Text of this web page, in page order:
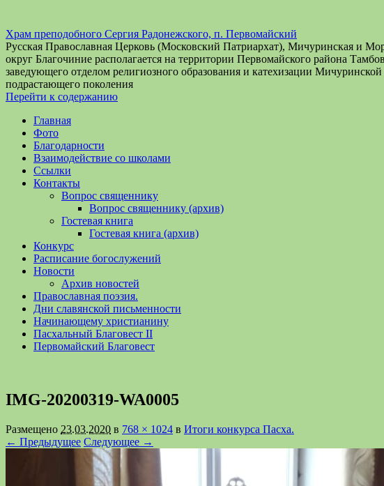
Храм преподобного Сергия Радонежского, п. Первомайский
Русская Православная Церковь (Московский Патриархат), Мичуринская и
округ Благочиние располагается на территории Первомайского района
заведующего отделом религиозного образования и катехизации
подрастающего поколения
Перейти к содержанию
Главная
Фото
Благодарности
Взаимодействие со школами
Ссылки
Контакты
Вопрос священнику
Вопрос священнику (архив)
Гостевая книга
Гостевая книга (архив)
Конкурс
Расписание богослужений
Новости
Архив новостей
Православная поэзия.
Дни славянской письменности
Начинающему христианину
Пасхальный Благовест II
Первомайский Благовест
IMG-20200319-WA0005
Размещено 23.03.2020 в 768 × 1024 в Итоги конкурса Пасха.
← Предыдущее Следующее →